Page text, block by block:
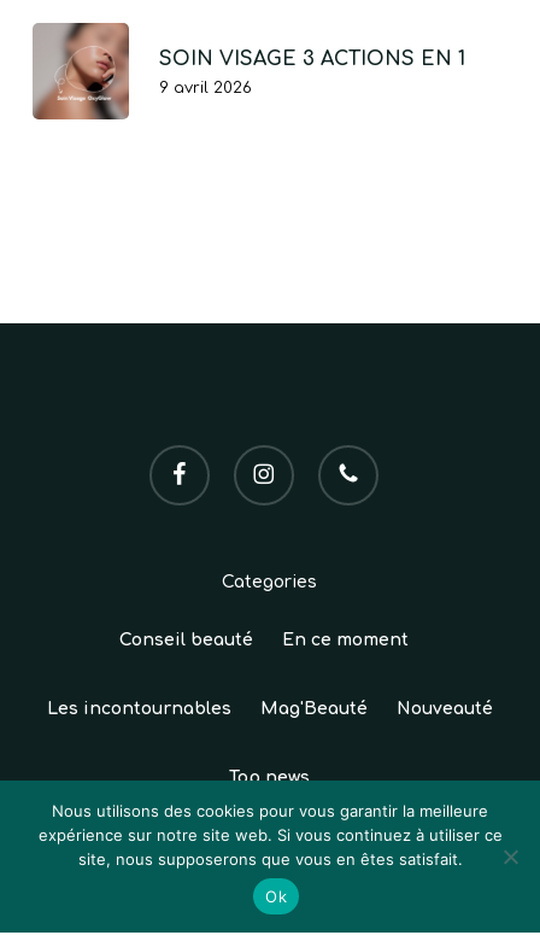
Voir Le Panier Commander
SOIN VISAGE 3 ACTIONS EN 1
9 avril 2026
facebook instagram phone
Categories
Conseil beauté En ce moment
Les incontournables Mag'Beauté Nouveauté
Top news
© 2026 Institut Sun Studio. Tous droits réservés.
Création
Atelier Com'Personne | Mentions légales
CGV
Nous utilisons des cookies pour vous garantir la meilleure
expérience sur notre site web. Si vous continuez à utiliser ce
site, nous supposerons que vous en êtes satisfait.
Ok